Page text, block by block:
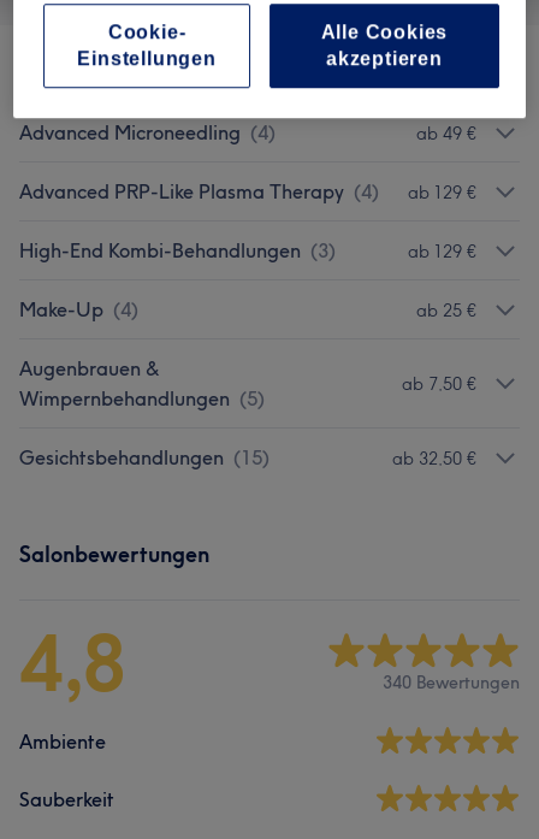
Permanent Make-Up & Shading 3)
Advanced Microneedling (4) ab 49 €
Advanced PRP-Like Plasma Therapy (4) ab 129 €
High-End Kombi-Behandlungen (3) ab 129 €
Make-Up (4) ab 25 €
Augenbrauen &
Wimpernbehandlungen (5)
ab 7,50 €
Gesichtsbehandlungen (15) ab 32,50 €
Salonbewertungen
4,8 340 Bewertungen
Ambiente
Sauberkeit
Cookie-
Einstellungen
Alle Cookies
akzeptieren